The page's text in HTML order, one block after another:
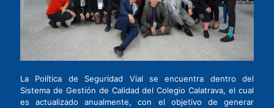
La Política de Seguridad Vial se encuentra dentro del
Sistema de Gestión de Calidad del Colegio Calatrava, el cual
es actualizado anualmente, con el objetivo de generar